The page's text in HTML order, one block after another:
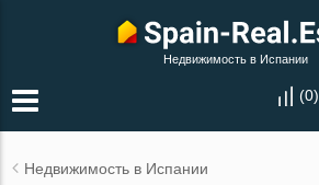
Недвижимость в Испании
(0)
Недвижимость в Испании